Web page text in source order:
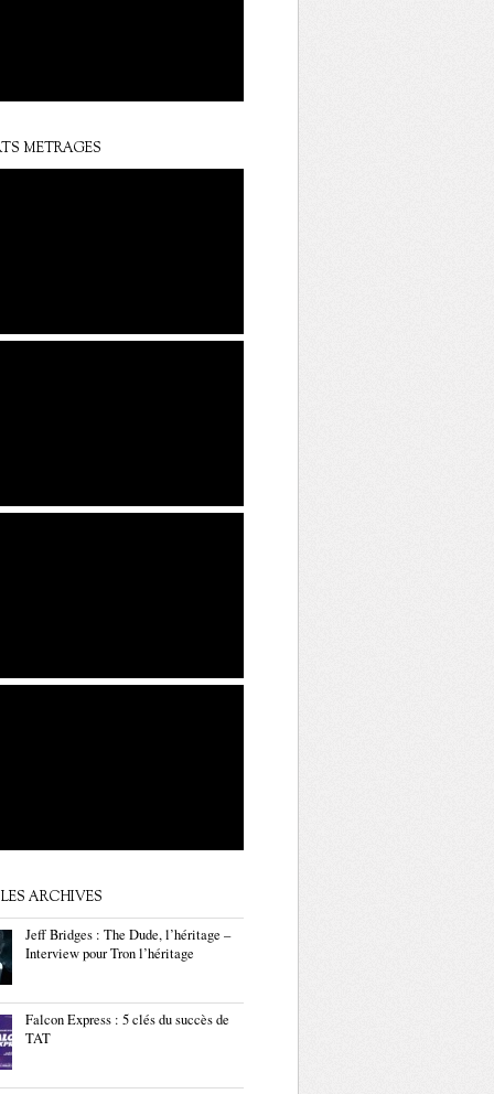
METRAGES
ARCHIVES
Jeff Bridges : The Dude, l’héritage –
Interview pour Tron l’héritage
Falcon Express : 5 clés du succès de
TAT